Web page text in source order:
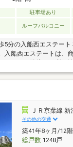
駐車場あり
ルーフバルコニー
5分の入船西エステー
入船西エステートは、
がきれいな入船公園に
々の花が楽しめる環境
んでこども園・小中学
され、遊歩道や共用の
育てできる環境が整っ
ＪＲ京葉線
その他の交通
築41年8ヶ月/12
総戸数1248戸